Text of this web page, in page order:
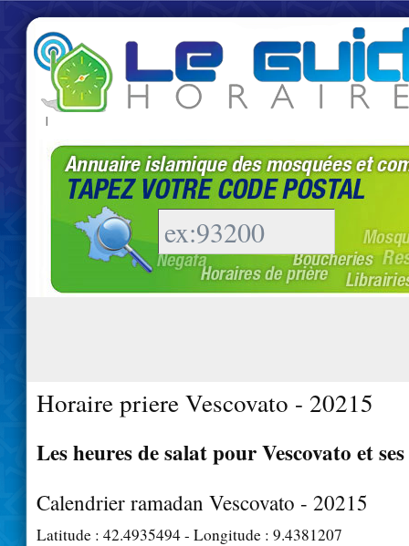
|
Horaire priere Vescovato - 20215
Les heures de salat pour Vescovato et
Calendrier ramadan Vescovato - 20215
Latitude : 42.4935494- Longitude : 9.4381207